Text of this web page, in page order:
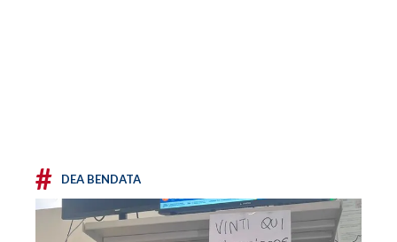
# DEA BENDATA